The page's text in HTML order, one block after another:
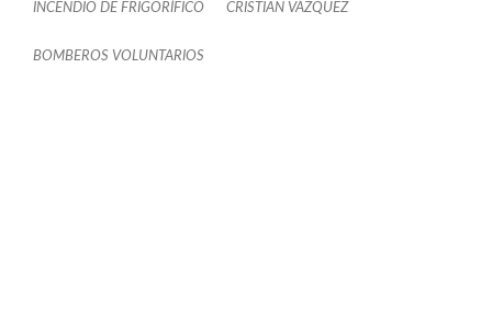
INCENDIO DE FRIGORÍFICO CRISTIAN VÁZQUEZ
BOMBEROS VOLUNTARIOS